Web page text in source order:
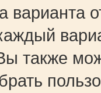
варианта
также